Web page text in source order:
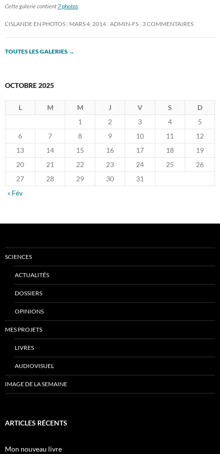
Cette galerie contient 7 photos
L’ISLANDE EN PHOTOS MARS 4, 2014 ADMIN-FS 3 COMMENTAIRES
TOUTES LES GALERIES →
OCTOBRE 2025
L M M J V S
D
1
2 3 4
5
6
7 8 9 10 11
12
13
14 15 16 17 18
19
20
21 22 23 24 25
26
27
28 29 30
31
« Fév
SCIENCES
ACTUALITÉS
DOSSIERS
OPINIONS
MES PROJETS
LIVRES
AUDIOVISUEL
IMAGE DE LA SEMAINE
ARTICLES RÉCENTS
Mon nouveau livre